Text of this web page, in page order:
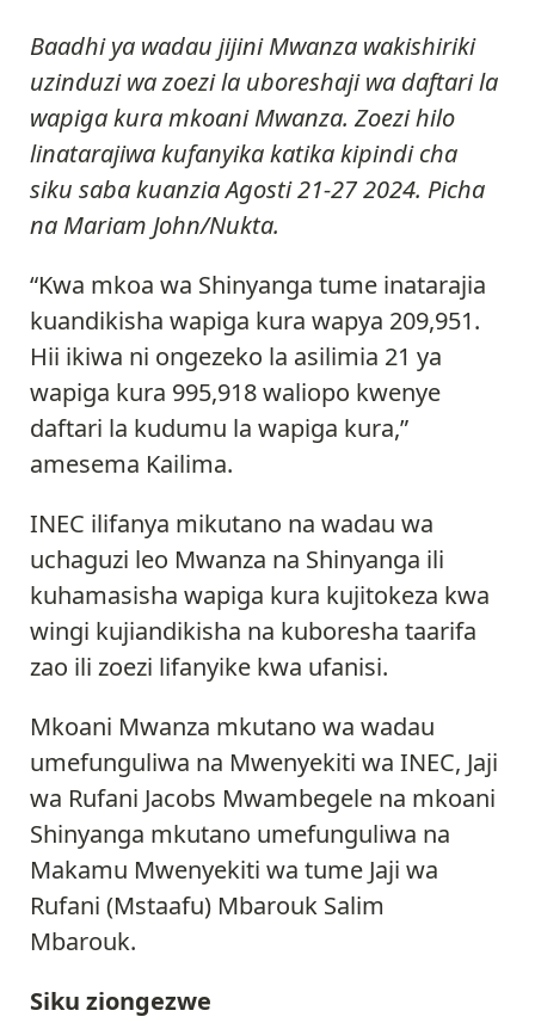
Baadhi ya wadau jijini Mwanza wakishiriki
uzinduzi wa zoezi la uboreshaji wa daftari la
wapiga kura mkoani Mwanza. Zoezi hilo
linatarajiwa kufanyika katika kipindi cha
siku saba kuanzia Agosti 21-27 2024. Picha
na Mariam John/Nukta.
“Kwa mkoa wa Shinyanga tume inatarajia
kuandikisha wapiga kura wapya 209,951.
Hii ikiwa ni ongezeko la asilimia 21 ya
wapiga kura 995,918 waliopo kwenye
daftari la kudumu la wapiga kura,”
amesema Kailima.
INEC ilifanya mikutano na wadau wa
uchaguzi leo Mwanza na Shinyanga ili
kuhamasisha wapiga kura kujitokeza kwa
wingi kujiandikisha na kuboresha taarifa
zao ili zoezi lifanyike kwa ufanisi.
Mkoani Mwanza mkutano wa wadau
umefunguliwa na Mwenyekiti wa INEC, Jaji
wa Rufani Jacobs Mwambegele na mkoani
Shinyanga mkutano umefunguliwa na
Makamu Mwenyekiti wa tume Jaji wa
Rufani (Mstaafu) Mbarouk Salim
Mbarouk.
Siku ziongezwe